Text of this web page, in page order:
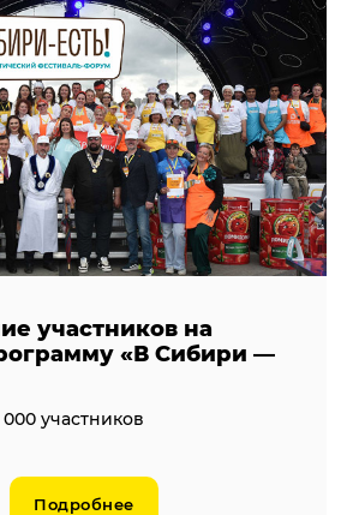
участников на
«В Сибири —
участников
Подробнее